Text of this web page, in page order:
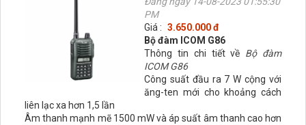
PM
Giá : 3.650.000 đ
Bộ đàm ICOM G86
Thông tin chi tiết về Bộ đàm
ICOM G86
Công suất đầu ra 7 W cộng với
ăng-ten mới cho khoảng cách
liên lạc xa hơn 1,5 lần
Âm thanh mạnh mẽ 1500 mW và áp suất âm thanh cao hơn